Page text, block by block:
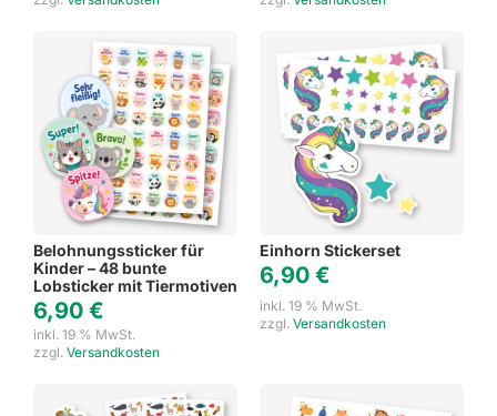
Belohnungssticker für
Kinder – 48 bunte
Lobsticker mit Tiermotiven
6,90 €
inkl. 19 % MwSt.
zzgl. Versandkosten
Einhorn Stickerset
6,90 €
inkl. 19 % MwSt.
zzgl. Versandkosten